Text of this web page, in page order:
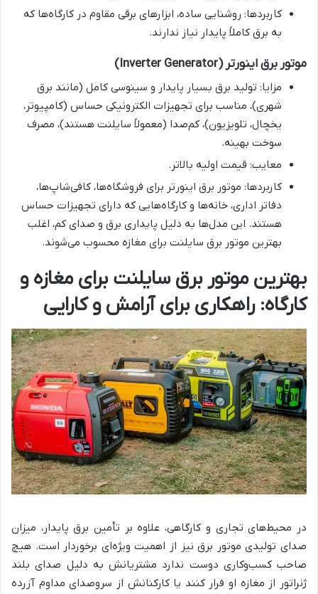
کاربردها: روشنایی ساده، ابزارهای برقی مقاوم در کارگاه‌ها که
به برق کاملاً پایدار نیاز ندارند.
موتور برق اینورتر (Inverter Generator)
مزایا: تولید برق بسیار پایدار و سینوسی کامل (مانند برق
شهری)، مناسب برای تجهیزات الکترونیکی حساس (کامپیوتر،
یخچال، تلویزیون)، کم‌صدا (معمولاً سایلنت هستند)، مصرف
سوخت بهینه.
معایب: قیمت اولیه بالاتر.
کاربردها: موتور برق اینورتر برای فروشگاه‌ها، کافی‌شاپ‌ها،
دفاتر اداری، خانه‌ها و کارگاه‌هایی که دارای تجهیزات حساس
هستند. این مدل‌ها به دلیل پایداری برق و صدای کم، اغلب
بهترین موتور برق سایلنت برای مغازه محسوب می‌شوند.
بهترین موتور برق سایلنت برای مغازه و
کارگاه: راهکاری برای آرامش و کارایی
در محیط‌های تجاری و کارگاهی، علاوه بر تأمین برق پایدار، میزان
صدای تولیدی موتور برق نیز از اهمیت ویژه‌ای برخوردار است. هیچ
صاحب کسب‌وکاری دوست ندارد مشتریانش به دلیل صدای بلند
ژنراتور از مغازه او فرار کنند یا کارکنانش از سروصدای مداوم آزرده